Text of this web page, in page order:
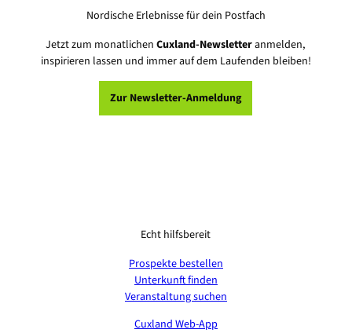
Nordische Erlebnisse für dein Postfach
Jetzt zum monatlichenCuxland-Newsletteranmelden,
inspirieren lassen und immer auf dem Laufenden bleiben!
Zur Newsletter-Anmeldung
Echt hilfsbereit
Prospekte bestellen
Unterkunft finden
Veranstaltung suchen
Cuxland Web-App